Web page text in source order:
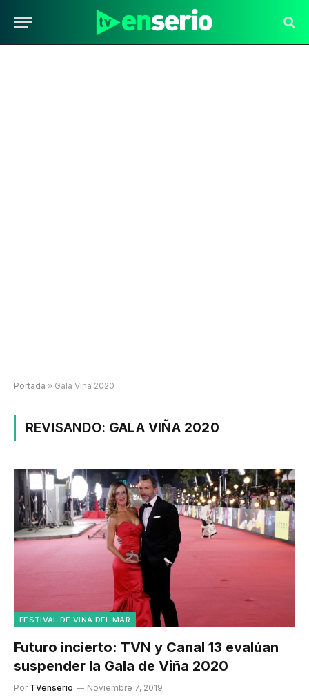
Portada » Gala Viña 2020
REVISANDO: GALA VIÑA 2020
FESTIVAL DE VIÑA DEL MAR
Futuro incierto: TVN y Canal 13 evalúan
suspender la Gala de Viña 2020
Por TVenserio Noviembre 7, 2019